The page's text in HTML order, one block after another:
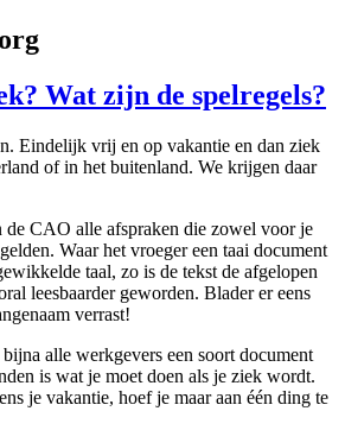
Wat zijn de spelregels?
Eindelijk vrij en op vakantie en dan ziek
of in het buitenland. We krijgen daar
de CAO alle afspraken die zowel voor je
Waar het vroeger een taai document
taal, zo is de tekst de afgelopen
leesbaarder geworden. Blader er eens
verrast!
alle werkgevers een soort document
is wat je moet doen als je ziek wordt.
je vakantie, hoef je maar aan één ding te